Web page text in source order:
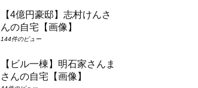
【4億円豪邸】志村けんさ
んの自宅【画像】
144件のビュー
【ビル一棟】明石家さんま
さんの自宅【画像】